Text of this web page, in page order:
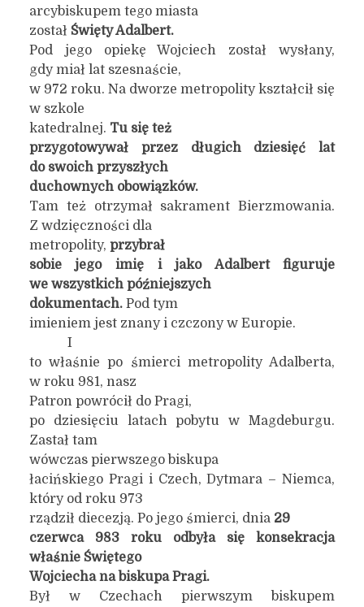
arcybiskupem tego miasta
został Święty Adalbert.
Pod jego opiekę Wojciech został wysłany,
gdy miał lat szesnaście,
w 972 roku. Na dworze metropolity kształcił się
w szkole
katedralnej. Tu się też
przygotowywał przez długich dziesięć lat
do swoich przyszłych
duchownych obowiązków.
Tam też otrzymał sakrament Bierzmowania.
Z wdzięczności dla
metropolity, przybrał
sobie jego imię i jako Adalbert figuruje
we wszystkich późniejszych
dokumentach.Pod tym
imieniem jest znany i czczony w Europie.
I
to właśnie po śmierci metropolity Adalberta,
w roku 981, nasz
Patron powrócił do Pragi,
po dziesięciu latach pobytu w Magdeburgu.
Zastał tam
wówczas pierwszego biskupa
łacińskiego Pragi i Czech, Dytmara – Niemca,
który od roku 973
rządził diecezją. Po jego śmierci, dnia 29
czerwca 983 roku odbyła się konsekracja
właśnie Świętego
Wojciecha na biskupa Pragi.
Był w Czechach pierwszym biskupem